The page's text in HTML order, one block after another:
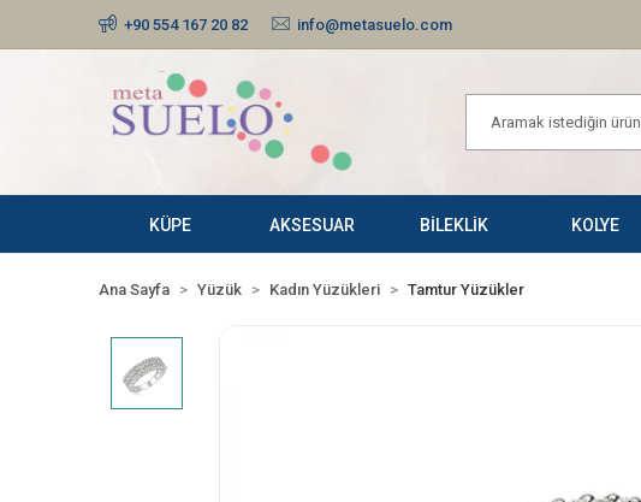
+90 554 167 20 82 info@metasuelo.com
KÜPE AKSESUAR BİLEKLİK KOLYE
Ana Sayfa Yüzük Kadın Yüzükleri Tamtur Yüzükler